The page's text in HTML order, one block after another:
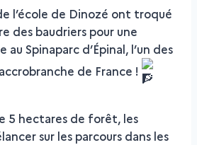
l’école de Dinozé ont troqué
des baudriers pour une
au Spinaparc d’Épinal, l’un des
de France !
5 hectares de forêt, les
sur les parcours dans les